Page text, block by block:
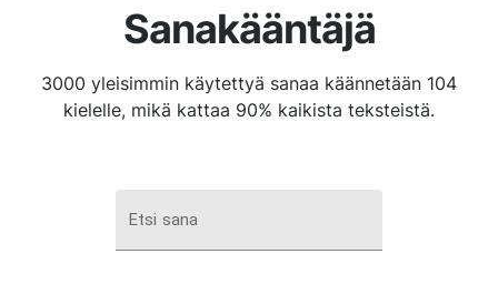
Sanakääntäjä
3000 yleisimmin käytettyä sanaa käännetään 104
kielelle, mikä kattaa 90% kaikista teksteistä.
Etsi sana